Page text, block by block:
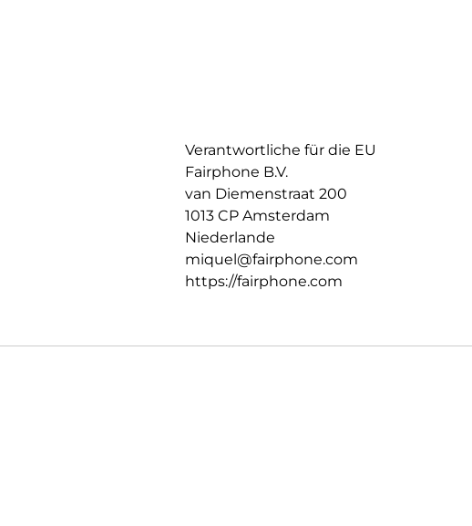
Verantwortliche für die EU
Fairphone B.V.
van Diemenstraat 200
1013 CP Amsterdam
Niederlande
miquel@fairphone.com
https://fairphone.com